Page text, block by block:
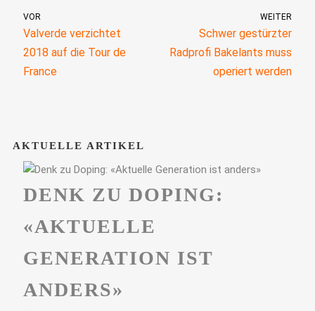
VOR
Valverde verzichtet
2018 auf die Tour de
France
WEITER
Schwer gestürzter
Radprofi Bakelants muss
operiert werden
AKTUELLE ARTIKEL
DENK ZU DOPING:
«AKTUELLE
GENERATION IST
ANDERS»